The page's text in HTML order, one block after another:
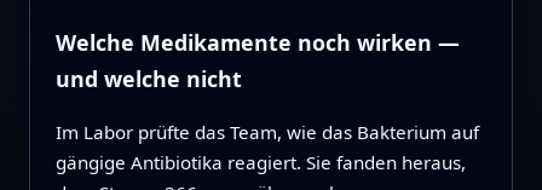
Welche Medikamente noch wirken —
und welche nicht
Im Labor prüfte das Team, wie das Bakterium auf
gängige Antibiotika reagiert. Sie fanden heraus,